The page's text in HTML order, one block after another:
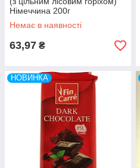
Німеччина 200г
Немає в наявності
63,97 ₴
НОВИНКА